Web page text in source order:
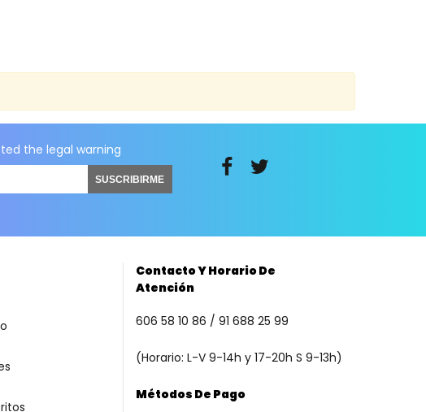
thelegal warning
SUSCRIBIRME
Contacto Y Horario De
Atención
606 58 10 86 / 91 688 25 99
(Horario: L-V 9-14h y 17-20h S 9-13h)
Métodos De Pago